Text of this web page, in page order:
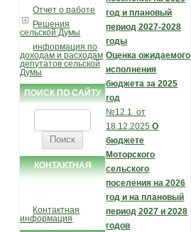
Отчет о работе
Решения
сельской Думы
информация по
доходам и расходам
депутатов сельской
Думы
ПОИСК ПО САЙТУ
КОНТАКТНАЯ
Контактная
информация
год и плановый
период 2027-2028
годы
Оценка ожидаемого
исполнения
бюджета за 2025
год
№12.1 от
18.12.2025 О
бюджете
Моторского
сельского
поселения на 2026
год и на плановый
период 2027 и 2028
годов